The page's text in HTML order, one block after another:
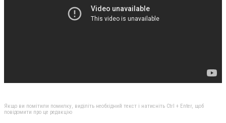
Якщо ви помітили помилку, виділіть необхідний текст і натисніть Ctrl + Enter, щоб
повідомити про це редакцію